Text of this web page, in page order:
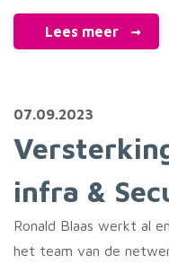
Lees meer
07.09.2023
infra &
Ronald Blaas werkt al
het team van de